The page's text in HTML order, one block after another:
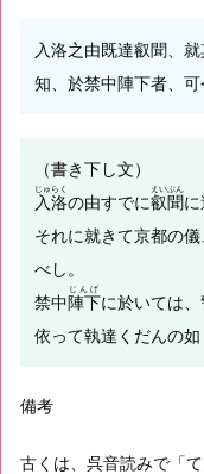
入洛之由既達叡聞、
知、於禁中陣下者、
（書き下し文）
入洛
じゅらく
の由すでに叡聞
えいぶん
に
それに就きて京都の
べし。
禁中陣下
じんげ
に於いては
依って執達くだんの如
備考
古くは、呉音読みで「て